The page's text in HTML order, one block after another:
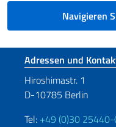
Navigieren
Fußbereich
Adressen und
Hiroshimastr. 1
D-10785 Berlin
Tel: +49 (0)30